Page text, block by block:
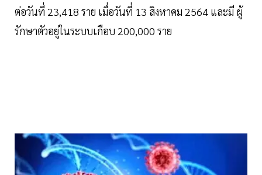
ต่อวันที่ 23,418 ราย เมื่อวันที่ 13 สิงหาคม 2564 และมี ผู้
รักษาตัวอยู่ในระบบเกือบ 200,000 ราย